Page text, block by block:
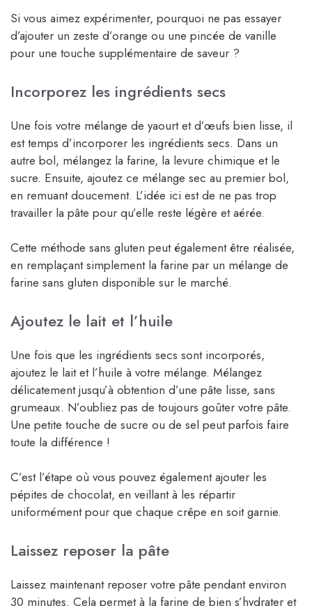
Si vous aimez expérimenter, pourquoi ne pas essayer
d’ajouter un zeste d’orange ou une pincée de vanille
pour une touche supplémentaire de saveur ?
Incorporez les ingrédients secs
Une fois votre mélange de yaourt et d’œufs bien lisse, il
est temps d’incorporer les ingrédients secs. Dans un
autre bol, mélangez la farine, la levure chimique et le
sucre. Ensuite, ajoutez ce mélange sec au premier bol,
en remuant doucement. L’idée ici est de ne pas trop
travailler la pâte pour qu’elle reste légère et aérée.
Cette méthode sans gluten peut également être réalisée,
en remplaçant simplement la farine par un mélange de
farine sans gluten disponible sur le marché.
Ajoutez le lait et l’huile
Une fois que les ingrédients secs sont incorporés,
ajoutez le lait et l’huile à votre mélange. Mélangez
délicatement jusqu’à obtention d’une pâte lisse, sans
grumeaux. N’oubliez pas de toujours goûter votre pâte.
Une petite touche de sucre ou de sel peut parfois faire
toute la différence !
C’est l’étape où vous pouvez également ajouter les
pépites de chocolat, en veillant à les répartir
uniformément pour que chaque crêpe en soit garnie.
Laissez reposer la pâte
Laissez maintenant reposer votre pâte pendant environ
30 minutes. Cela permet à la farine de bien s’hydrater et